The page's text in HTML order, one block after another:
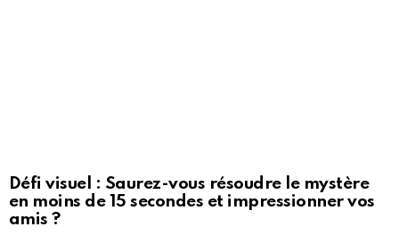
Défi visuel : Saurez-vous résoudre le mystère
en moins de 15 secondes et impressionner vos
amis ?